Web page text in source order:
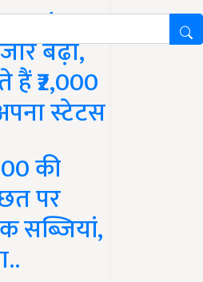
Update:
बढ़ा,
₹2,000
स्टेटस
की
पर
सब्जियां,